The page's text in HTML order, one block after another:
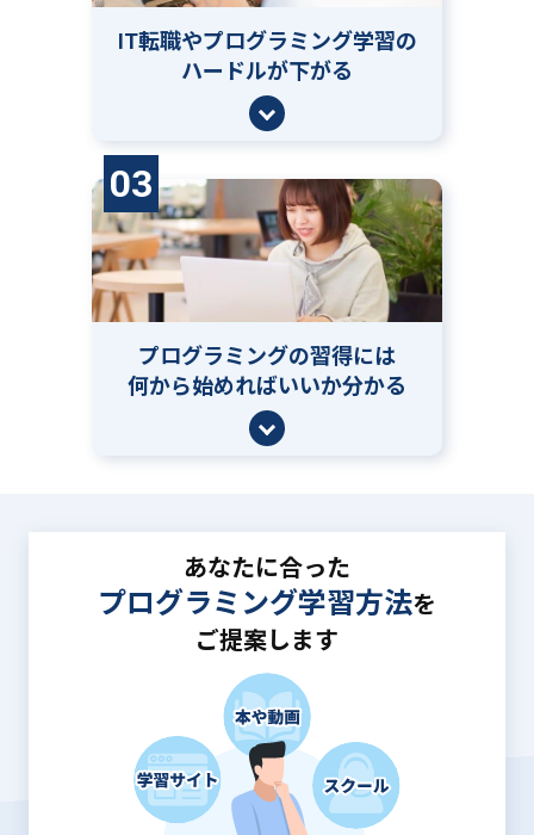
IT転職やプログラミング学習の
ハードルが下がる
03
プログラミングの習得には
何から始めればいいか分かる
あなたに合った
プログラミング学習方法を
ご提案します